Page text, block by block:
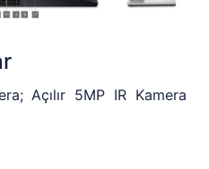
Açılır 5MP IR Kamera